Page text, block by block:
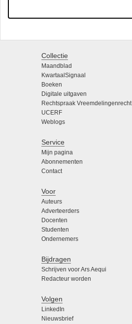
Collectie
Maandblad
KwartaalSignaal
Boeken
Digitale uitgaven
Rechtspraak Vreemdelingenrecht
UCERF
Weblogs
Service
Mijn pagina
Abonnementen
Contact
Voor
Auteurs
Adverteerders
Docenten
Studenten
Ondernemers
Bijdragen
Schrijven voor Ars Aequi
Redacteur worden
Volgen
LinkedIn
Nieuwsbrief